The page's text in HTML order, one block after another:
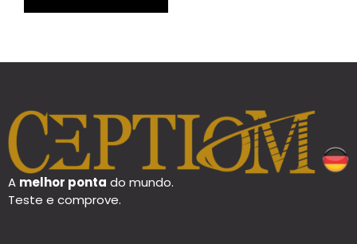
A melhor ponta do mundo.
Teste e comprove.